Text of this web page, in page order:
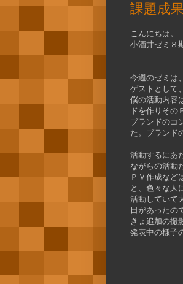
課題成
こんにちは。
小酒井ゼミ８
今週のゼミは
ゲストとして
僕の活動内容
ドを作りその
ブランドのコ
た。ブランド
活動するにあ
ながらの活動
ＰＶ作成など
と、色々な人
活動していて
日があったの
きょ追加の撮
発表中の様子